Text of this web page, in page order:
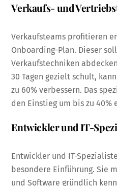
Verkaufs- und
Verkaufsteams profitieren
Onboarding-Plan. Dieser
Verkaufstechniken
30 Tagen gezielt schult,
zu 60% verbessern. Das
den Einstieg um bis zu 40%
Entwickler und IT-
Entwickler und IT-
besondere Einführung. Sie
und Software gründlich